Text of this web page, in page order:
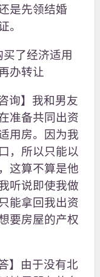
是先领结婚
。
买了经济适用
办转让
询】我和男友
准备共同出资
用房。因为我
，所以只能以
这算不算是他
听说即使我做
能拿回我出资
要房屋的产权
】由于没有北